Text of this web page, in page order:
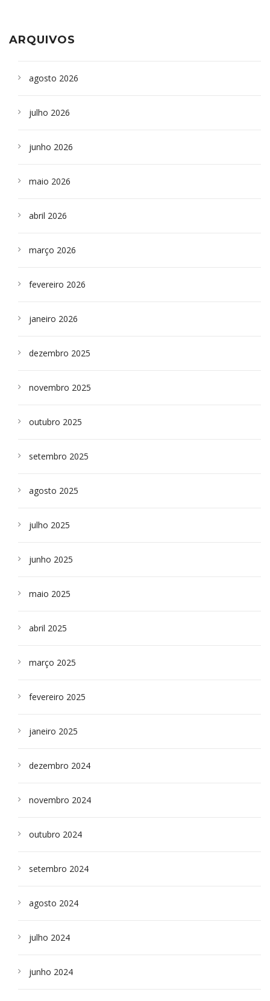
ARQUIVOS
agosto 2026
julho 2026
junho 2026
maio 2026
abril 2026
março 2026
fevereiro 2026
janeiro 2026
dezembro 2025
novembro 2025
outubro 2025
setembro 2025
agosto 2025
julho 2025
junho 2025
maio 2025
abril 2025
março 2025
fevereiro 2025
janeiro 2025
dezembro 2024
novembro 2024
outubro 2024
setembro 2024
agosto 2024
julho 2024
junho 2024